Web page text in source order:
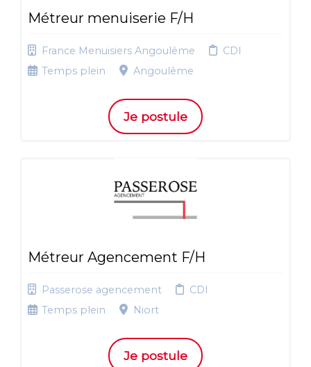
Métreur menuiserie F/H
France Menuisiers Angoulême
CDI
Temps plein
Angoulême
Je postule
Métreur Agencement F/H
Passerose agencement
CDI
Temps plein
Niort
Je postule